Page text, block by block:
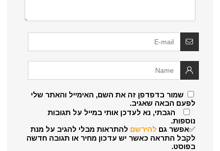
שמור בדפדפן זה את השם, האימייל והאתר שלי
לפעם הבאה שאגיב.
הגבתי, נא לעדכן אותי במייל על תגובות
נוספות.
✅אפשר גם להירשם להתראות מבלי להגיב על מנת
לקבל התראה כאשר יש עדכון מחיר או תגובה חדשה
בפוסט.